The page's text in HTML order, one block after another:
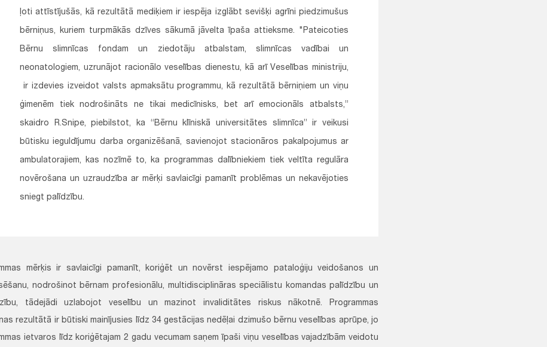
ļoti attīstījušās, kā rezultātā mediķiem ir iespēja izglābt sevišķi agrīni piedzimušus
bērniņus, kuriem turpmākās dzīves sākumā jāvelta īpaša attieksme. "Pateicoties
Bērnu slimnīcas fondam un ziedotāju atbalstam, slimnīcas vadībai un
neonatologiem, uzrunājot racionālo veselības dienestu, kā arī Veselības ministriju,
ir izdevies izveidot valsts apmaksātu programmu, kā rezultātā bērniņiem un viņu
ģimenēm tiek nodrošināts ne tikai medicīnisks, bet arī emocionāls atbalsts,”
skaidro R.Snipe, piebilstot, ka “Bērnu klīniskā universitātes slimnīca” ir veikusi
būtisku ieguldījumu darba organizēšanā, savienojot stacionāros pakalpojumus ar
ambulatorajiem, kas nozīmē to, ka programmas dalībniekiem tiek veltīta regulāra
novērošana un uzraudzība ar mērķi savlaicīgi pamanīt problēmas un nekavējoties
sniegt palīdzību.
mērķis ir savlaicīgi pamanīt, koriģēt un novērst iespējamo pataloģiju veidošanos un
nodrošinot bērnam profesionālu, multidisciplināras speciālistu komandas palīdzību un
tādejādi uzlabojot veselību un mazinot invaliditātes riskus nākotnē. Programmas
rezultātā ir būtiski mainījusies līdz 34 gestācijas nedēļai dzimušo bērnu veselības aprūpe, jo
ietvaros līdz koriģētajam 2 gadu vecumam saņem īpaši viņu veselības vajadzībām veidotu